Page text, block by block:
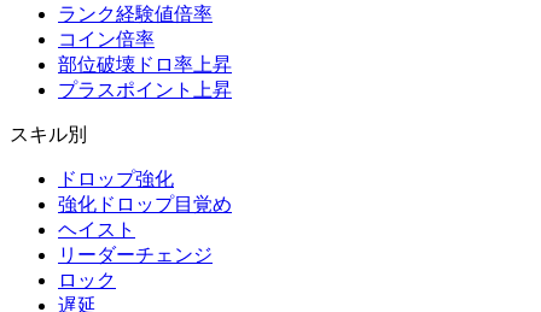
ランク経験値倍率
コイン倍率
部位破壊ドロ率上昇
プラスポイント上昇
スキル別
ドロップ強化
強化ドロップ目覚め
ヘイスト
リーダーチェンジ
ロック
遅延